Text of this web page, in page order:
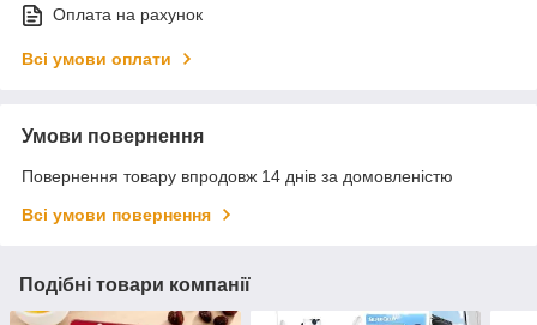
Оплата на рахунок
Всі умови оплати
Умови повернення
Повернення товару впродовж 14 днів за домовленістю
Всі умови повернення
Подібні товари компанії